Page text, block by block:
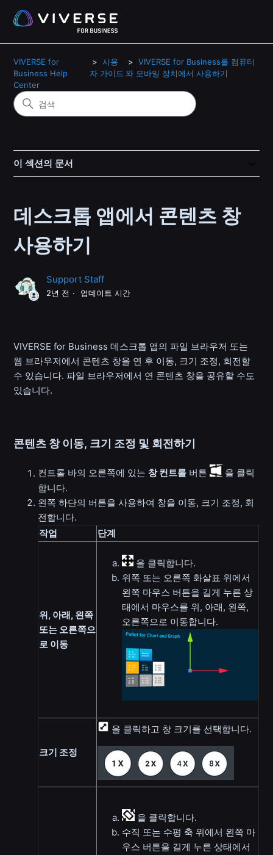
VIVERSE for
Business Help
Center
사용
자 가이드
VIVERSE for Business를 컴퓨터
와 모바일 장치에서 사용하기
이 섹션의 문서
데스크톱 앱에서 콘텐츠 창
사용하기
Support Staff
2년 전 업데이트 시간
VIVERSE for Business 데스크톱 앱의 파일 브라우저 또는
웹 브라우저에서 콘텐츠 창을 연 후 이동, 크기 조정, 회전할
수 있습니다. 파일 브라우저에서 연 콘텐츠 창을 공유할 수도
있습니다.
콘텐츠 창 이동, 크기 조정 및 회전하기
컨트롤 바의 오른쪽에 있는 창 컨트롤 버튼
을 클릭
합니다.
왼쪽 하단의 버튼을 사용하여 창을 이동, 크기 조정, 회
전합니다.
작업
단계
위, 아래, 왼쪽
또는 오른쪽으
로 이동
을 클릭합니다.
위쪽 또는 오른쪽 화살표 위에서
왼쪽 마우스 버튼을 길게 누른 상
태에서 마우스를 위, 아래, 왼쪽,
오른쪽으로 이동합니다.
크기 조정
을 클릭하고 창 크기를 선택합니다.
을 클릭합니다.
수직 또는 수평 축 위에서 왼쪽 마
우스 버튼을 길게 누른 상태에서